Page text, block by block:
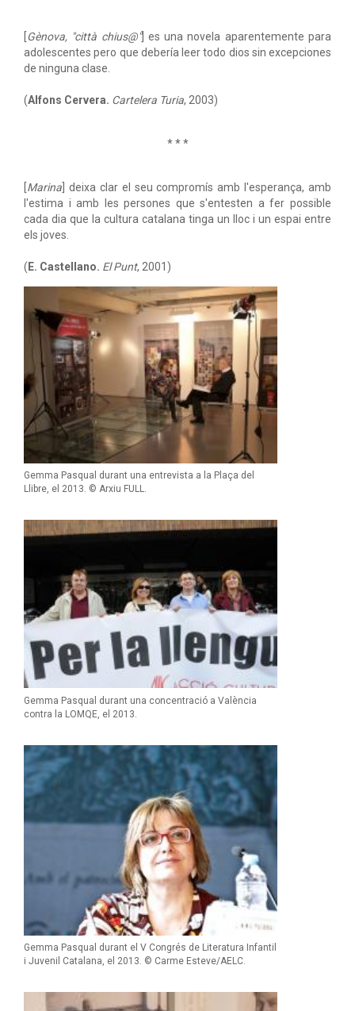
Gemma Pasqual durant una entrevista a la Plaça del
Llibre, el 2013. © Arxiu FULL.
Gemma Pasqual durant una concentració a València
contra la LOMQE, el 2013.
Gemma Pasqual durant el V Congrés de Literatura Infantil
i Juvenil Catalana, el 2013. © Carme Esteve/AELC.
Gènova, "città chius@"] es una novela aparentemente para
adolescentes pero que debería leer todo dios sin excepciones
de ninguna clase.
(Alfons Cervera. Cartelera Turia, 2003)
* * *
Marina ] deixa clar el seu compromís amb l'esperança, amb
l'estima i amb les persones que s'entesten a fer possible
cada dia que la cultura catalana tinga un lloc i un espai entre
els joves.
( E. Castellano. El Punt, 2001)